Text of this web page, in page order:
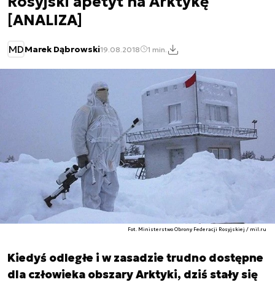
[ANALIZA]
MDMarek Dąbrowski19.08.2018 1 min.
Fot. Ministerstwo Obrony Federacji Rosyjskiej / mil.ru
Kiedyś odległe i w zasadzie trudno dostępne
dla człowieka obszary Arktyki, dziś stały się